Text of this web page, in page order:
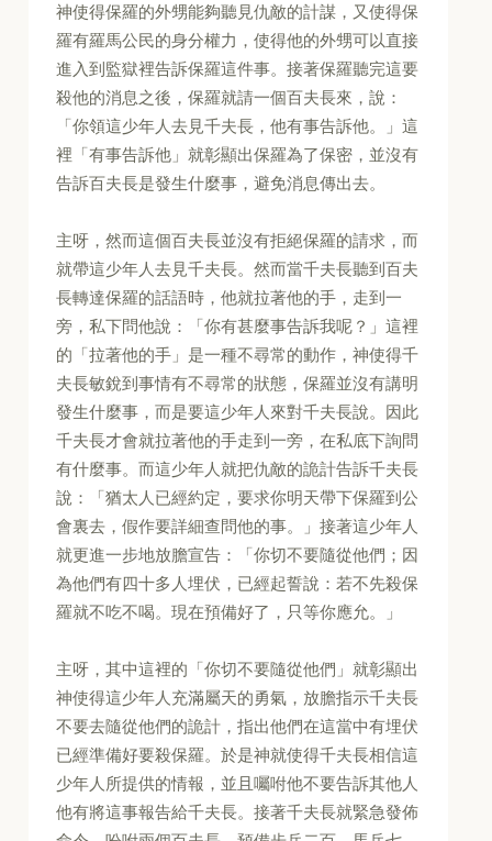
神使得保羅的外甥能夠聽見仇敵的計謀，又使得保
羅有羅馬公民的身分權力，使得他的外甥可以直接
進入到監獄裡告訴保羅這件事。接著保羅聽完這要
殺他的消息之後，保羅就請一個百夫長來，說：
「你領這少年人去見千夫長，他有事告訴他。」這
裡「有事告訴他」就彰顯出保羅為了保密，並沒有
告訴百夫長是發生什麼事，避免消息傳出去。
主呀，然而這個百夫長並沒有拒絕保羅的請求，而
就帶這少年人去見千夫長。然而當千夫長聽到百夫
長轉達保羅的話語時，他就拉著他的手，走到一
旁，私下問他說：「你有甚麼事告訴我呢？」這裡
的「拉著他的手」是一種不尋常的動作，神使得千
夫長敏銳到事情有不尋常的狀態，保羅並沒有講明
發生什麼事，而是要這少年人來對千夫長說。因此
千夫長才會就拉著他的手走到一旁，在私底下詢問
有什麼事。而這少年人就把仇敵的詭計告訴千夫長
說：「猶太人已經約定，要求你明天帶下保羅到公
會裏去，假作要詳細查問他的事。」接著這少年人
就更進一步地放膽宣告：「你切不要隨從他們；因
為他們有四十多人埋伏，已經起誓說：若不先殺保
羅就不吃不喝。現在預備好了，只等你應允。」
主呀，其中這裡的「你切不要隨從他們」就彰顯出
神使得這少年人充滿屬天的勇氣，放膽指示千夫長
不要去隨從他們的詭計，指出他們在這當中有埋伏
已經準備好要殺保羅。於是神就使得千夫長相信這
少年人所提供的情報，並且囑咐他不要告訴其他人
他有將這事報告給千夫長。接著千夫長就緊急發佈